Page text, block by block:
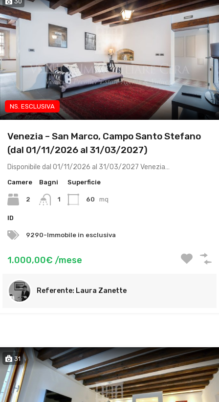
NS. ESCLUSIVA App brevi periodi
Venezia – San Marco, Campo Santo Stefano
(dal 01/11/2026 al 31/03/2027)
Disponibile dal 01/11/2026 al 31/03/2027 Venezia…
Camere
2
Bagni
1
Superficie
60 mq
ID
9290-Immobile in esclusiva
1.000,00€ /mese
Laura Zanette
31